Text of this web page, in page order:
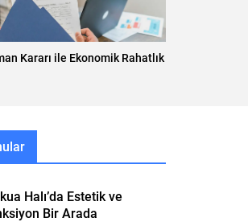
Kararı ile Ekonomik Rahatlık
Halı’da Estetik ve
Bir Arada